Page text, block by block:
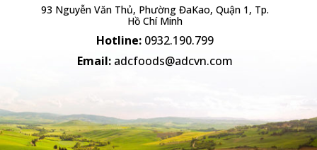
93 Nguyễn Văn Thủ, Phường ĐaKao, Quận 1, Tp.
Hồ Chí Minh
Hotline: 0932.190.799
Email: adcfoods@adcvn.com